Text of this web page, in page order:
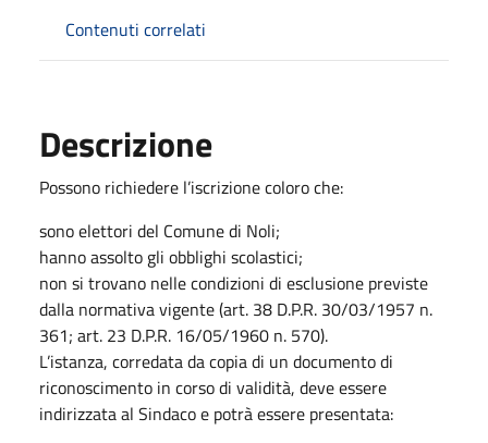
Contenuti correlati
Descrizione
Possono richiedere l’iscrizione coloro che:
sono elettori del Comune di Noli;
hanno assolto gli obblighi scolastici;
non si trovano nelle condizioni di esclusione previste
dalla normativa vigente (art. 38 D.P.R. 30/03/1957 n.
361; art. 23 D.P.R. 16/05/1960 n. 570).
L’istanza, corredata da copia di un documento di
riconoscimento in corso di validità, deve essere
indirizzata al Sindaco e potrà essere presentata: